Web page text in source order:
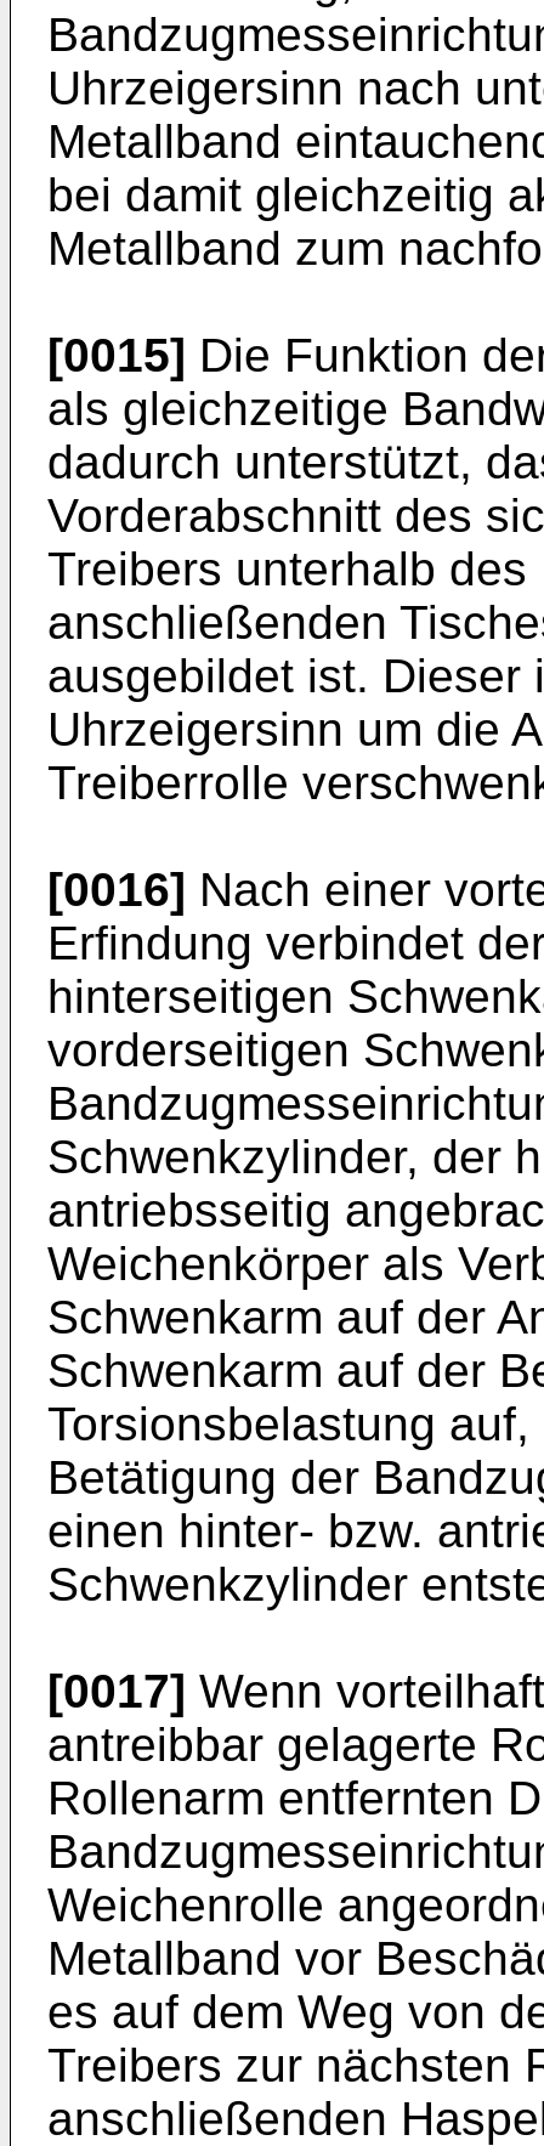
Uhrzeigersinn nach
Metallband
bei damit gleichzeitig
Metallband zum
[0015] Die Funktion
als gleichzeitige
dadurch unterstützt,
Vorderabschnitt des
Treibers unterhalb des
anschließenden
ausgebildet ist. Dieser
Uhrzeigersinn um die
Treiberrolle
[0016] Nach einer
Erfindung verbindet
hinterseitigen
vorderseitigen
Schwenkzylinder, der
antriebsseitig
Weichenkörper als
Schwenkarm auf der
Schwenkarm auf der
Torsionsbelastung
Betätigung der
einen hinter- bzw.
Schwenkzylinder
[0017] Wenn
antreibbar gelagerte
Rollenarm entfernten
Weichenrolle
Metallband vor
es auf dem Weg von
Treibers zur nächsten
anschließenden